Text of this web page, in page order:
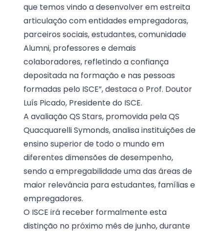
que temos vindo a desenvolver em estreita
articulação com entidades empregadoras,
parceiros sociais, estudantes, comunidade
Alumni, professores e demais
colaboradores, refletindo a confiança
depositada na formação e nas pessoas
formadas pelo ISCE”, destaca o Prof. Doutor
Luís Picado, Presidente do ISCE.
A avaliação QS Stars, promovida pela QS
Quacquarelli Symonds, analisa instituições de
ensino superior de todo o mundo em
diferentes dimensões de desempenho,
sendo a empregabilidade uma das áreas de
maior relevância para estudantes, famílias e
empregadores.
O ISCE irá receber formalmente esta
distinção no próximo mês de junho, durante